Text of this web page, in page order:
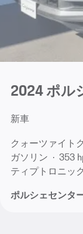
2024 ポル
新車
クォーツァイト
ガソリン
353
ティプトロニック
ポルシェセンタ